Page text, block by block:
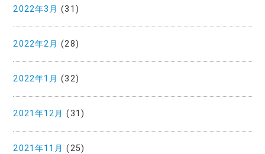
2022年3月 (31)
2022年2月 (28)
2022年1月 (32)
2021年12月 (31)
2021年11月 (25)